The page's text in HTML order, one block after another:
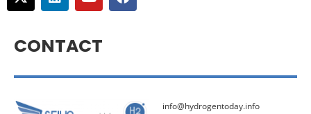
CONTACT
info@hydrogentoday.info